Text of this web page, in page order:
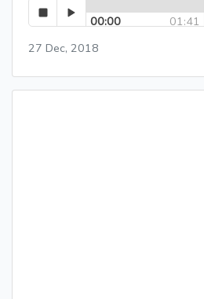
00:00
01:41
27 Dec, 2018